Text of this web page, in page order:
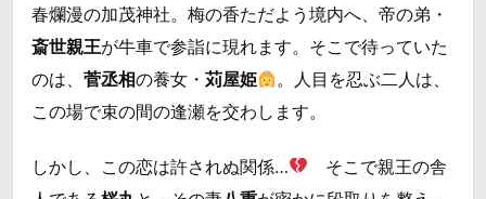
春爛漫の加茂神社。梅の香ただよう境内へ、帝の弟・
斎世親王が牛車で参詣に現れます。そこで待っていた
のは、 菅丞相の養女・ 苅屋姫
。人目を忍ぶ二人は、
この場で束の間の逢瀬を交わします。
しかし、この恋は許されぬ関係…
そこで親王の舎